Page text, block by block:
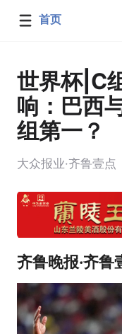
首页
世界杯|C
响：巴西
组第一？
大众报业·齐鲁壹点
齐鲁晚报·齐鲁